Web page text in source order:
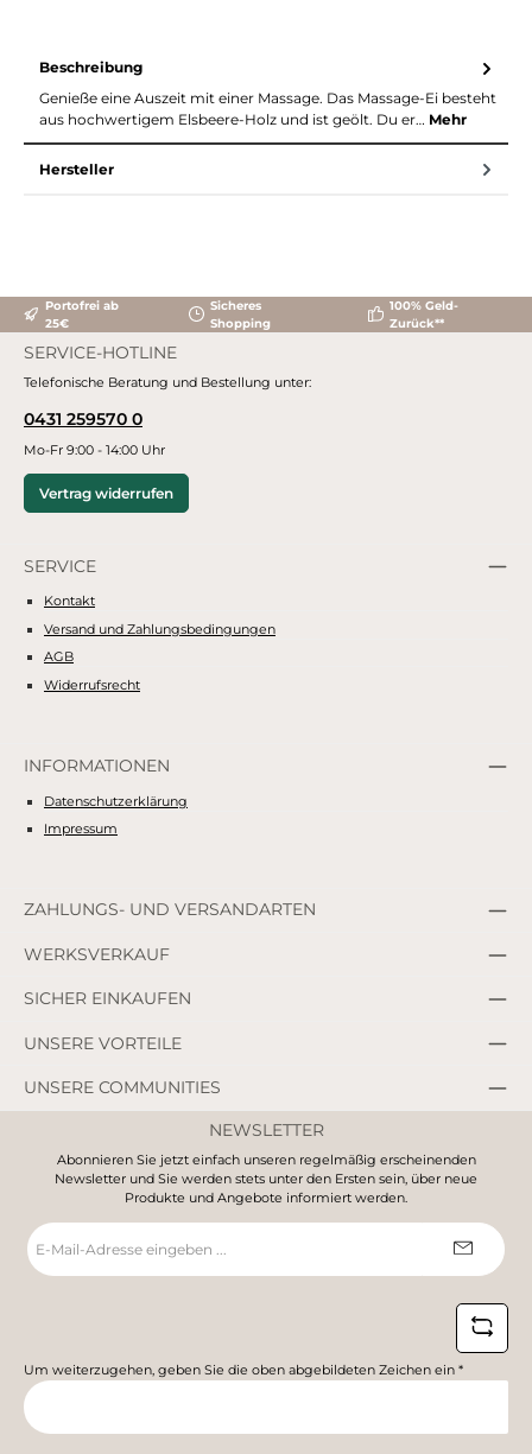
Beschreibung
Genieße eine Auszeit mit einer Massage. Das Massage-Ei besteht
aus hochwertigem Elsbeere-Holz und ist geölt. Du er… Mehr
Hersteller
Portofrei ab
25€
Sicheres
Shopping
100% Geld-
Zurück**
SERVICE-HOTLINE
Telefonische Beratung und Bestellung unter:
0431 259570 0
Mo-Fr 9:00 - 14:00 Uhr
Vertrag widerrufen
SERVICE
Kontakt
Versand und Zahlungsbedingungen
AGB
Widerrufsrecht
INFORMATIONEN
Datenschutzerklärung
Impressum
ZAHLUNGS- UND VERSANDARTEN
WERKSVERKAUF
SICHER EINKAUFEN
UNSERE COMMUNITIES
UNSERE VORTEILE
NEWSLETTER
Abonnieren Sie jetzt einfach unseren regelmäßig erscheinenden
Newsletter und Sie werden stets unter den Ersten sein, über neue
Produkte und Angebote informiert werden.
E-
Mail-
Adresse
Um weiterzugehen, geben Sie die oben abgebildeten Zeichen ein *